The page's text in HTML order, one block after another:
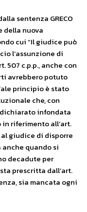
sentenza GRECO
della nuova
cui “Il giudice può
l’assunzione di
507 c.p.p., anche con
avrebbero potuto
principio è stato
che, con
dichiarato infondata
in riferimento all’art.
al giudice di disporre
anche quando si
decadute per
prescritta dall’art.
sia mancata ogni